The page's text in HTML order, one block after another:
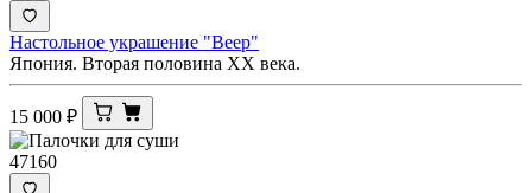
Настольное украшение "Веер"
Япония. Вторая половина ХХ века.
15 000 ₽
47160